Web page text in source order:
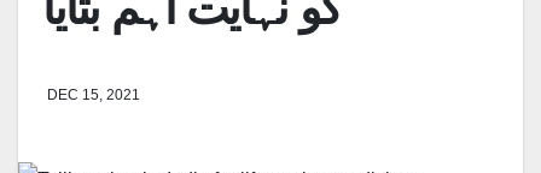
DEC 15, 2021